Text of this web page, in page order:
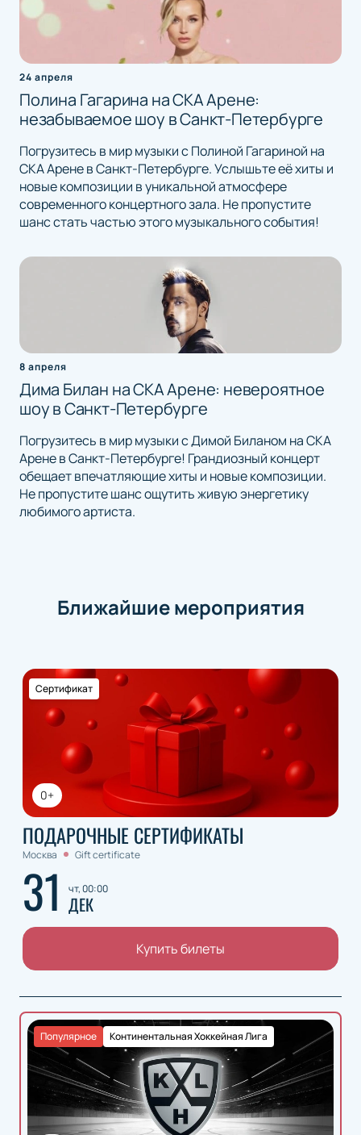
24 апреля
Полина Гагарина на СКА Арене:
незабываемое шоу в Санкт-Петербурге
Погрузитесь в мир музыки с Полиной Гагариной на
СКА Арене в Санкт-Петербурге. Услышьте её хиты и
новые композиции в уникальной атмосфере
современного концертного зала. Не пропустите
шанс стать частью этого музыкального события!
8 апреля
Дима Билан на СКА Арене: невероятное
шоу в Санкт-Петербурге
Погрузитесь в мир музыки с Димой Биланом на СКА
Арене в Санкт-Петербурге! Грандиозный концерт
обещает впечатляющие хиты и новые композиции.
Не пропустите шанс ощутить живую энергетику
любимого артиста.
Ближайшие мероприятия
0+
Сертификат
ПОДАРОЧНЫЕ СЕРТИФИКАТЫ
Москва Gift certificate
31 чт, 00:00
ДЕК
Купить билеты
Континентальная Хоккейная Лига
Популярное